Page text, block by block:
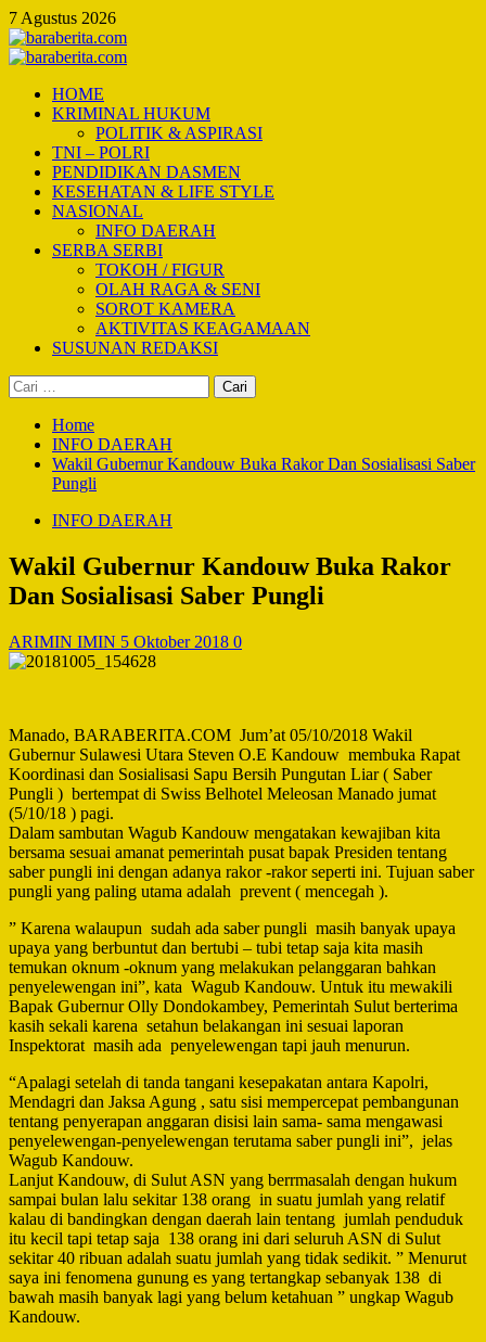
Skip
to
content
7 Agustus 2026
Primary
HOME
KRIMINAL HUKUM
POLITIK & ASPIRASI
TNI – POLRI
PENDIDIKAN DASMEN
KESEHATAN & LIFE STYLE
NASIONAL
INFO DAERAH
SERBA SERBI
TOKOH / FIGUR
OLAH RAGA & SENI
SOROT KAMERA
AKTIVITAS KEAGAMAAN
SUSUNAN REDAKSI
Cari
untuk:
Home
INFO DAERAH
Wakil Gubernur Kandouw Buka Rakor Dan Sosialisasi Saber
Pungli
INFO DAERAH
Wakil Gubernur Kandouw Buka Rakor
Dan Sosialisasi Saber Pungli
ARIMIN IMIN 5 Oktober 2018 0
Manado, BARABERITA.COM Jum’at 05/10/2018 Wakil
Gubernur Sulawesi Utara Steven O.E Kandouw membuka Rapat
Koordinasi dan Sosialisasi Sapu Bersih Pungutan Liar ( Saber
Pungli ) bertempat di Swiss Belhotel Meleosan Manado jumat
(5/10/18 ) pagi.
Dalam sambutan Wagub Kandouw mengatakan kewajiban kita
bersama sesuai amanat pemerintah pusat bapak Presiden tentang
saber pungli ini dengan adanya rakor -rakor seperti ini. Tujuan saber
pungli yang paling utama adalah prevent ( mencegah ).
” Karena walaupun sudah ada saber pungli masih banyak upaya
upaya yang berbuntut dan bertubi – tubi tetap saja kita masih
temukan oknum -oknum yang melakukan pelanggaran bahkan
penyelewengan ini”, kata Wagub Kandouw. Untuk itu mewakili
Bapak Gubernur Olly Dondokambey, Pemerintah Sulut berterima
kasih sekali karena setahun belakangan ini sesuai laporan
Inspektorat masih ada penyelewengan tapi jauh menurun.
“Apalagi setelah di tanda tangani kesepakatan antara Kapolri,
Mendagri dan Jaksa Agung , satu sisi mempercepat pembangunan
tentang penyerapan anggaran disisi lain sama- sama mengawasi
penyelewengan-penyelewengan terutama saber pungli ini”, jelas
Wagub Kandouw.
Lanjut Kandouw, di Sulut ASN yang berrmasalah dengan hukum
sampai bulan lalu sekitar 138 orang in suatu jumlah yang relatif
kalau di bandingkan dengan daerah lain tentang jumlah penduduk
itu kecil tapi tetap saja 138 orang ini dari seluruh ASN di Sulut
sekitar 40 ribuan adalah suatu jumlah yang tidak sedikit. ” Menurut
saya ini fenomena gunung es yang tertangkap sebanyak 138 di
bawah masih banyak lagi yang belum ketahuan ” ungkap Wagub
Kandouw.